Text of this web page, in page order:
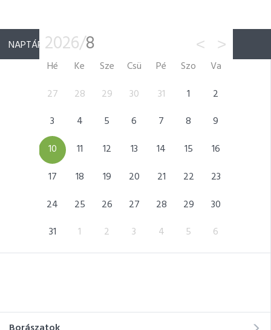
NAPTÁR 2026/8 < >
Hé Ke Sze Csü Pé Szo
Va
27 28 29 30 31 1
2
3
4 5 6 7 8
9
10
11 12 13 14 15
16
17
18 19 20 21 22
23
24
25 26 27 28 29
30
31
1 2 3 4 5 6